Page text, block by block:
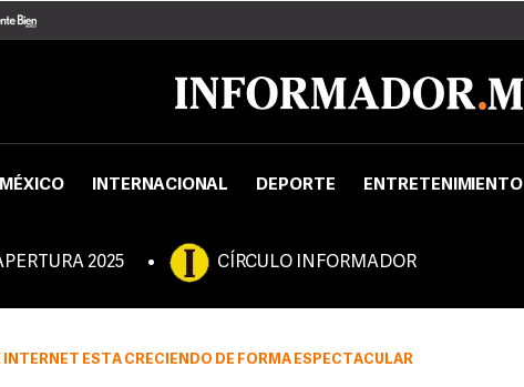
MÉXICO INTERNACIONAL DEPORTE ENTRETENIMIENTO
2025 CÍRCULO INFORMADOR
INTERNET ESTÁ CRECIENDO DE FORMA ESPECTACULAR